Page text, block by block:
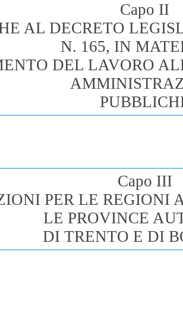
Capo II
AL DECRETO
N. 165, IN
DEL LAVORO
Capo III
PER LE REGIONI
LE PROVINCE
DI TRENTO E DI